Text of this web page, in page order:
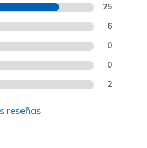
25
6
0
0
2
reseñas